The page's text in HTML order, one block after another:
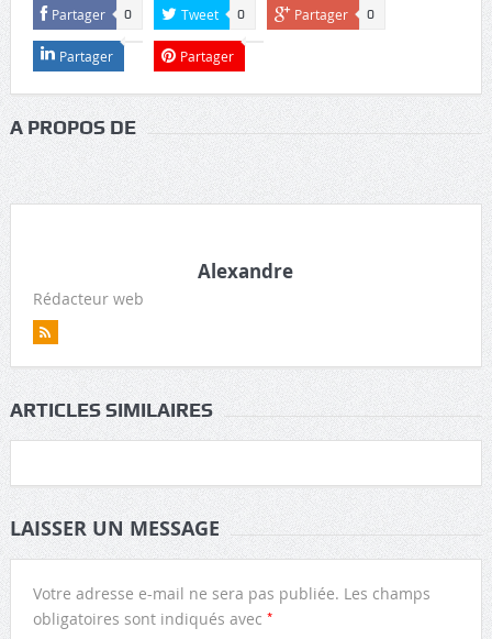
Partager 0 Tweet 0 Partager 0
Partager Partager
A PROPOS DE
Alexandre
Rédacteur web
ARTICLES SIMILAIRES
LAISSER UN MESSAGE
Votre adresse e-mail ne sera pas publiée. Les champs
obligatoires sont indiqués avec *